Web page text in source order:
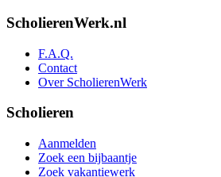
ScholierenWerk.nl
F.A.Q.
Contact
Over ScholierenWerk
Scholieren
Aanmelden
Zoek een bijbaantje
Zoek vakantiewerk